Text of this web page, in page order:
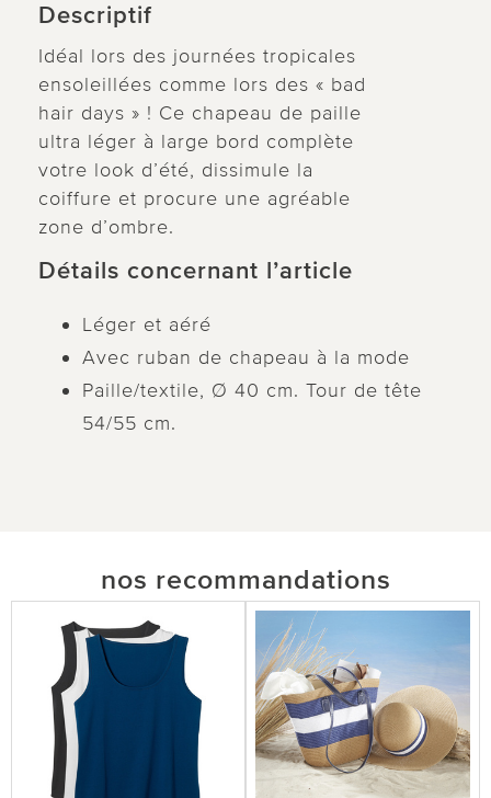
Descriptif
Idéal lors des journées tropicales
ensoleillées comme lors des « bad
hair days » ! Ce chapeau de paille
ultra léger à large bord complète
votre look d’été, dissimule la
coiffure et procure une agréable
zone d’ombre.
Détails concernant l’article
Léger et aéré
Avec ruban de chapeau à la mode
Paille/textile, Ø 40 cm. Tour de tête
54/55 cm.
nos recommandations